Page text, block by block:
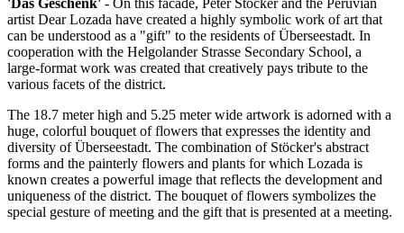
artist Dear Lozada have created a highly symbolic work of art that
can be understood as a "gift" to the residents of Überseestadt. In
cooperation with the Helgolander Strasse Secondary School, a
large-format work was created that creatively pays tribute to the
various facets of the district.
The 18.7 meter high and 5.25 meter wide artwork is adorned with a
huge, colorful bouquet of flowers that expresses the identity and
diversity of Überseestadt. The combination of Stöcker's abstract
forms and the painterly flowers and plants for which Lozada is
known creates a powerful image that reflects the development and
uniqueness of the district. The bouquet of flowers symbolizes the
special gesture of meeting and the gift that is presented at a meeting.